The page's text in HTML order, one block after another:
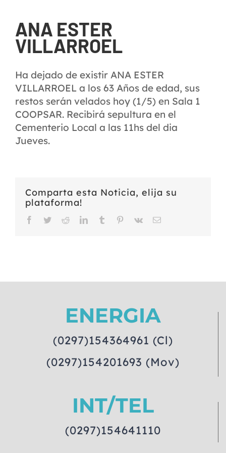
ANA ESTER
VILLARROEL
Ha dejado de existir ANA ESTER
VILLARROEL a los 63 Años de edad, sus
restos serán velados hoy (1/5) en Sala 1
COOPSAR. Recibirá sepultura en el
Cementerio Local a las 11hs del dia
Jueves.
Comparta esta Noticia, elija su
plataforma!
Facebook
TwitterRedditLinkedInTumblr Pinterest
Vk Email
ENERGIA
(0297)154364961 (Cl)
(0297)154201693 (Mov)
INT/TEL
(0297)154641110